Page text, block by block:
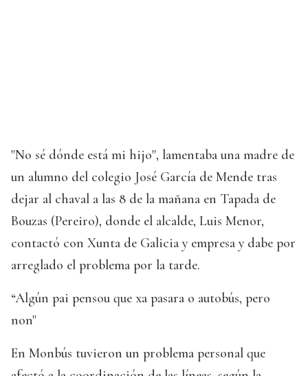
"No sé dónde está mi hijo", lamentaba una madre de
un alumno del colegio José García de Mende tras
dejar al chaval a las 8 de la mañana en Tapada de
Bouzas (Pereiro), donde el alcalde, Luis Menor,
contactó con Xunta de Galicia y empresa y dabe por
arreglado el problema por la tarde.
“Algún pai pensou que xa pasara o autobús, pero
non"
En Monbús tuvieron un problema personal que